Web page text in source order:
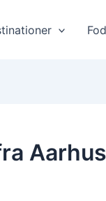
Aarhus